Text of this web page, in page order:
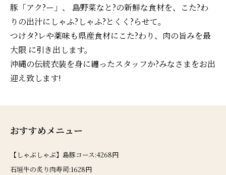
豚「アク?ー」、 島野菜なと?の新鮮な食材を、こた?わ
りの出汁にしゃふ?しゃふ?とくく?らせて。
つけタ?レや薬味も県産食材にこた?わり、肉の旨みを最
大限 に引き出します。
沖縄の伝統衣装を身に纏ったスタッフか?みなさまをお出
迎え致します!
おすすめメニュー
【しゃぶしゃぶ】島豚コース:4268円
石垣牛の炙り肉寿司:1628円